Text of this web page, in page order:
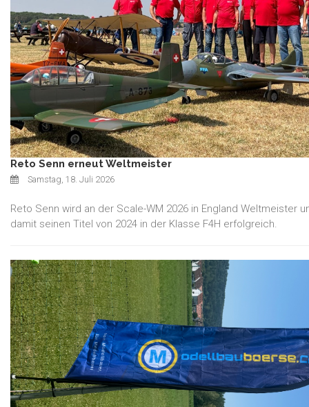
Reto Senn erneut Weltmeister
Samstag, 18. Juli 2026
Reto Senn wird an der Scale-WM 2026 in England Weltmeister
damit seinen Titel von 2024 in der Klasse F4H erfolgreich.